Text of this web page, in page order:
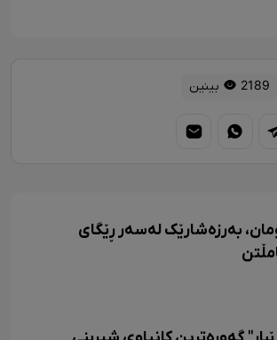
2189 بینین
بەرزەشارێک لەسەر ڕێگای